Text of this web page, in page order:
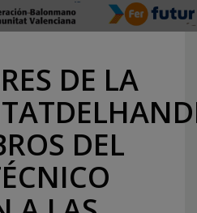
DE LA
DEL